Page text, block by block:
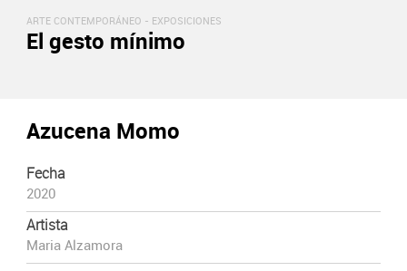
ARTE CONTEMPORÁNEO - EXPOSICIONES
El gesto mínimo
Azucena Momo
Fecha
2020
Artista
Maria Alzamora